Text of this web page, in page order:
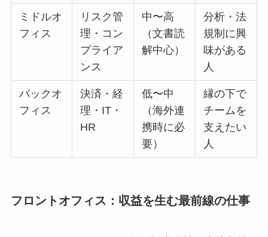
ミドルオ
フィス
リスク管
理・コン
プライア
ンス
中〜高
（文書読
解中心）
分析・法
規制に興
味がある
人
バックオ
フィス
決済・経
理・IT・
HR
低〜中
（海外連
携時に必
要）
縁の下で
チームを
支えたい
人
フロントオフィス：収益を生む最前線の仕事